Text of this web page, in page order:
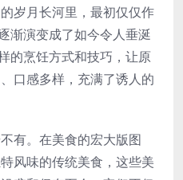
岁月长河里，最初仅仅作
渐演变成了如今令人垂涎
的烹饪方式和技巧，让原
口感多样，充满了诱人的
有。在美食的宏大版图
风味的传统美食，这些美